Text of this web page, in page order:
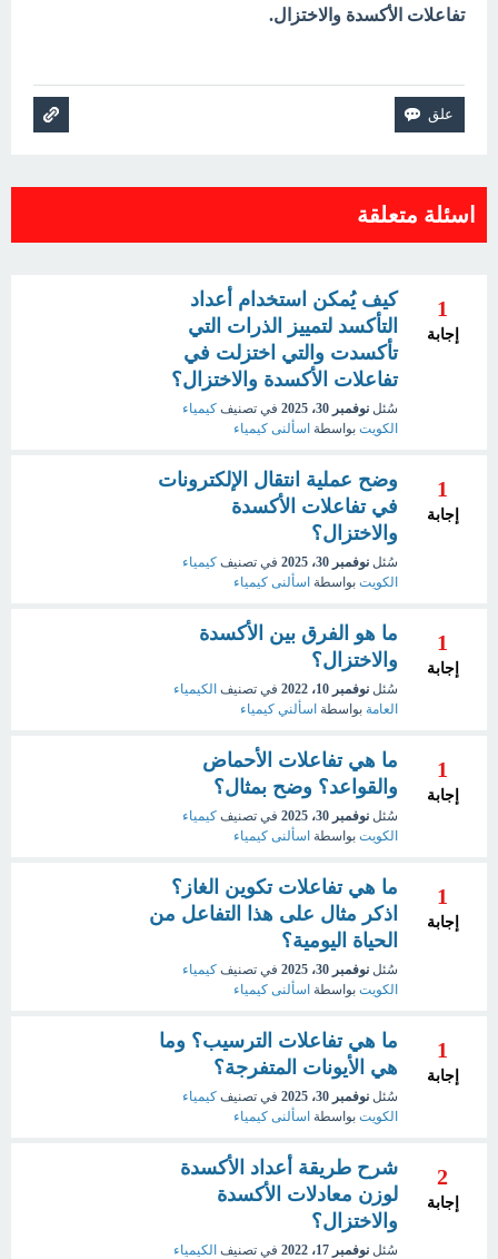
تفاعلات الأكسدة والاختزال.
اسئلة متعلقة
1
إجابة
كيف يُمكن استخدام أعداد
التأكسد لتمييز الذرات التي
تأكسدت والتي اختزلت في
تفاعلات الأكسدة والاختزال؟
سُئل نوفمبر 30، 2025 في تصنيف كيمياء
الكويت بواسطة اسألنى كيمياء
1
إجابة
وضح عملية انتقال الإلكترونات
في تفاعلات الأكسدة
والاختزال؟
سُئل نوفمبر 30، 2025 في تصنيف كيمياء
الكويت بواسطة اسألنى كيمياء
1
إجابة
ما هو الفرق بين الأكسدة
والاختزال؟
سُئل نوفمبر 10، 2022 في تصنيف الكيمياء
العامة بواسطة اسألني كيمياء
1
إجابة
ما هي تفاعلات الأحماض
والقواعد؟ وضح بمثال؟
سُئل نوفمبر 30، 2025 في تصنيف كيمياء
الكويت بواسطة اسألنى كيمياء
1
إجابة
ما هي تفاعلات تكوين الغاز؟
اذكر مثال على هذا التفاعل من
الحياة اليومية؟
سُئل نوفمبر 30، 2025 في تصنيف كيمياء
الكويت بواسطة اسألنى كيمياء
1
إجابة
ما هي تفاعلات الترسيب؟ وما
هي الأيونات المتفرجة؟
سُئل نوفمبر 30، 2025 في تصنيف كيمياء
الكويت بواسطة اسألنى كيمياء
2
إجابة
شرح طريقة أعداد الأكسدة
لوزن معادلات الأكسدة
والاختزال؟
سُئل نوفمبر 17، 2022 في تصنيف الكيمياء